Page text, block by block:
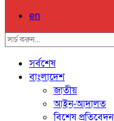
en
সর্বশেষ
বাংলাদেশ
জাতীয়
আইন-আদালত
বিশেষ প্রতিবেদন